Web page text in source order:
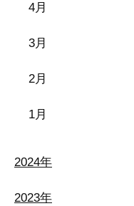
4月
3月
2月
1月
2024年
2023年